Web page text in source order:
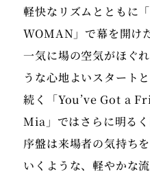
軽快なリズムとともに
WOMAN」で幕を開け
一気に場の空気がほぐ
うな心地よいスタートと
続く「You’ve Got a
Mia」ではさらに明るく
序盤は来場者の気持ち
いくような、軽やかな